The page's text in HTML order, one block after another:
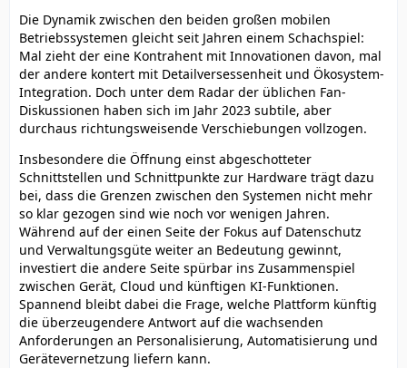
Die Dynamik zwischen den beiden großen mobilen
Betriebssystemen gleicht seit Jahren einem Schachspiel:
Mal zieht der eine Kontrahent mit Innovationen davon, mal
der andere kontert mit Detailversessenheit und Ökosystem-
Integration. Doch unter dem Radar der üblichen Fan-
Diskussionen haben sich im Jahr 2023 subtile, aber
durchaus richtungsweisende Verschiebungen vollzogen.
Insbesondere die Öffnung einst abgeschotteter
Schnittstellen und Schnittpunkte zur Hardware trägt dazu
bei, dass die Grenzen zwischen den Systemen nicht mehr
so klar gezogen sind wie noch vor wenigen Jahren.
Während auf der einen Seite der Fokus auf Datenschutz
und Verwaltungsgüte weiter an Bedeutung gewinnt,
investiert die andere Seite spürbar ins Zusammenspiel
zwischen Gerät, Cloud und künftigen KI-Funktionen.
Spannend bleibt dabei die Frage, welche Plattform künftig
die überzeugendere Antwort auf die wachsenden
Anforderungen an Personalisierung, Automatisierung und
Gerätevernetzung liefern kann.